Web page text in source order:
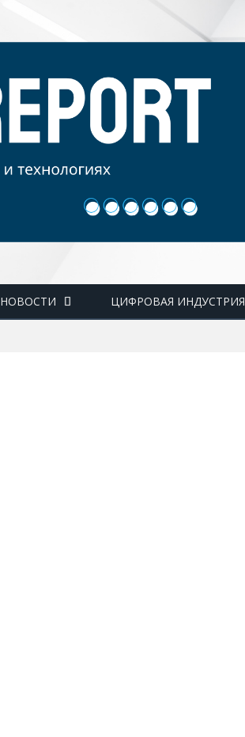
НОВОСТИ ЦИФРОВАЯ ИНДУСТРИЯ